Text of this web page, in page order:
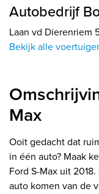
Autobedrijf
Laan vd Dierenriem
Bekijk alle
Max
Ooit gedacht dat
in één auto? Maak
Ford S-Max uit
auto komen van de